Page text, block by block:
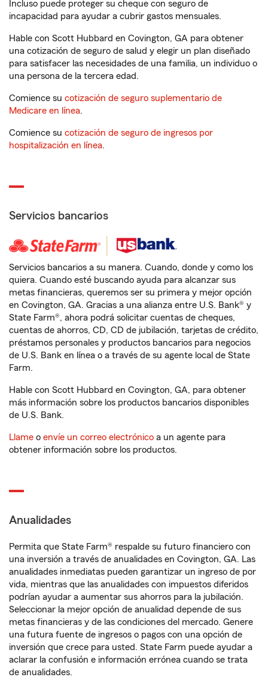
Incluso puede proteger su cheque con seguro de
incapacidad para ayudar a cubrir gastos mensuales.
Hable con Scott Hubbard en Covington, GA para obtener
una cotización de seguro de salud y elegir un plan diseñado
para satisfacer las necesidades de una familia, un individuo o
una persona de la tercera edad.
Comience su cotización de seguro suplementario de
Medicare en línea.
Comience su cotización de seguro de ingresos por
hospitalización en línea.
Servicios bancarios
Servicios bancarios a su manera. Cuando, donde y como los
quiera. Cuando esté buscando ayuda para alcanzar sus
metas financieras, queremos ser su primera y mejor opción
en Covington, GA. Gracias a una alianza entre U.S. Bank® y
State Farm®, ahora podrá solicitar cuentas de cheques,
cuentas de ahorros, CD, CD de jubilación, tarjetas de crédito,
préstamos personales y productos bancarios para negocios
de U.S. Bank en línea o a través de su agente local de State
Farm.
Hable con Scott Hubbard en Covington, GA, para obtener
más información sobre los productos bancarios disponibles
de U.S. Bank.
Llame o envíe un correo electrónico a un agente para
obtener información sobre los productos.
Anualidades
Permita que State Farm® respalde su futuro financiero con
una inversión a través de anualidades en Covington, GA. Las
anualidades inmediatas pueden garantizar un ingreso de por
vida, mientras que las anualidades con impuestos diferidos
podrían ayudar a aumentar sus ahorros para la jubilación.
Seleccionar la mejor opción de anualidad depende de sus
metas financieras y de las condiciones del mercado. Genere
una futura fuente de ingresos o pagos con una opción de
inversión que crece para usted. State Farm puede ayudar a
aclarar la confusión e información errónea cuando se trata
de anualidades.